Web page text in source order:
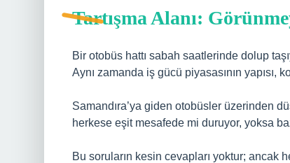
Tartışma Alanı:
Bir otobüs hattı sabah saatlerinde dolup
Aynı zamanda iş gücü piyasasının yapısı,
Samandıra’ya giden otobüsler üzerinden
herkese eşit mesafede mi duruyor, yoksa
Bu soruların kesin cevapları yoktur; ancak